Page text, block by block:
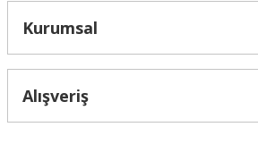
549,29 ₺
Kurumsal
Alışveriş